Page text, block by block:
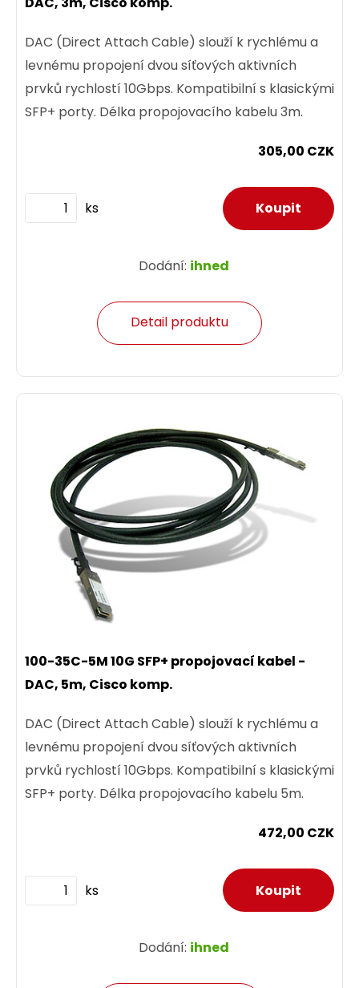
DAC (Direct Attach Cable) slouží k rychlému a
levnému propojení dvou síťových aktivních
prvků rychlostí 10Gbps. Kompatibilní s klasickými
SFP+ porty. Délka propojovacího kabelu 3m.
305,00 CZK
ks
Dodání: ihned
Detail produktu
100-35C-5M 10G SFP+ propojovací kabel -
DAC, 5m, Cisco komp.
DAC (Direct Attach Cable) slouží k rychlému a
levnému propojení dvou síťových aktivních
prvků rychlostí 10Gbps. Kompatibilní s klasickými
SFP+ porty. Délka propojovacího kabelu 5m.
472,00 CZK
ks
Dodání: ihned